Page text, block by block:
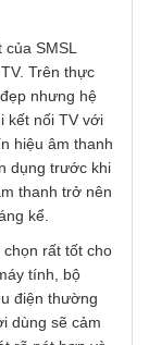
của SMSL
Trên thực
nhưng hệ
kết nối TV với
hiệu âm thanh
dụng trước khi
thanh trở nên
kể.
rất tốt cho
tính, bộ
điện thường
dùng sẽ cảm